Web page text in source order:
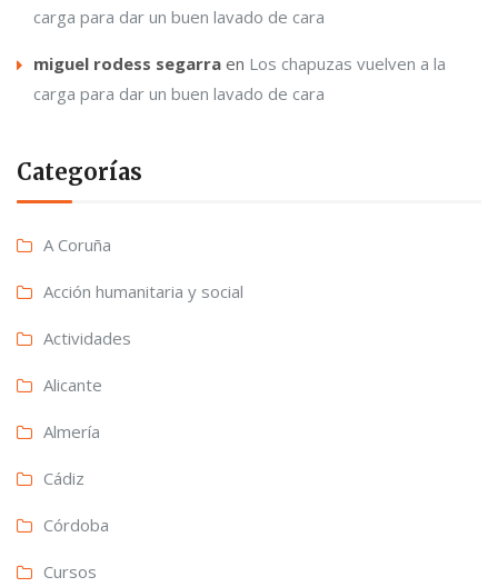
carga para dar un buen lavado de cara
miguel rodess segarra en Los chapuzas vuelven a la
carga para dar un buen lavado de cara
Categorías
A Coruña
Acción humanitaria y social
Actividades
Alicante
Almería
Cádiz
Córdoba
Cursos